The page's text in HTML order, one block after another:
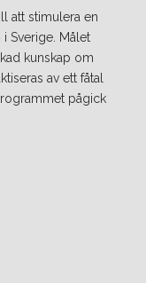
att stimulera en
Sverige. Målet
kunskap om
av ett fåtal
pågick